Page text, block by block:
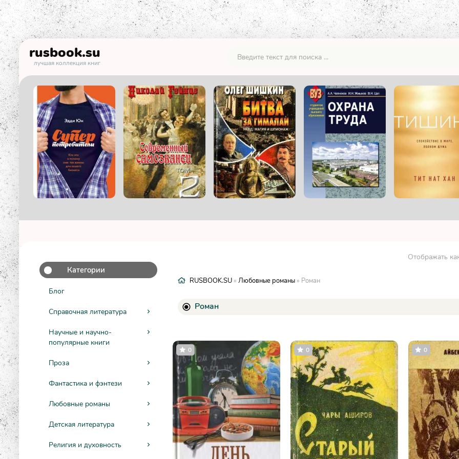
rusbook.su
лучшая коллекция книг
Категории
Блог
Справочная литература
Научные и научно-
популярные книги
Проза
Фантастика и фэнтези
Любовные романы
Детская литература
Религия и духовность
Отображать
RUSBOOK.SU » Любовные романы » Роман
Роман
0 0 0